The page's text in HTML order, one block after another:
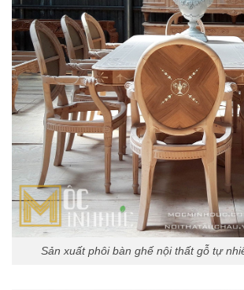
Sản xuất phôi bàn ghế nội thất gỗ tự